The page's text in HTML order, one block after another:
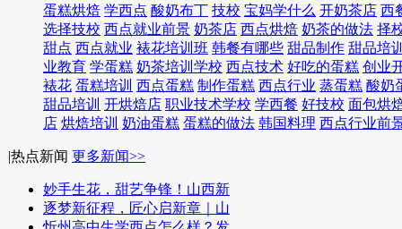
蛋糕烘焙 学西点 酸奶布丁 技校 宝妈学什么 开奶茶店 西
选择技校 西点就业前景 奶茶店 西点烘焙 奶茶的做法 择
甜点 西点就业 裱花培训班 韩餐有哪些 甜品制作 甜品培
业教育 学蛋糕 奶茶培训学校 西点技术 好吃的蛋糕 创业
裱花 蛋糕培训 西点蛋糕 制作蛋糕 西点行业 蒸蛋糕 酸奶
甜品培训 开烘焙店 职业技术学校 学西餐 好技校 面包烘
店 烘焙培训 奶油蛋糕 蛋糕的做法 韩国料理 西点行业前
|热点新闻 更多新闻>>
妙手生花，甜艺争锋！山西新
逐梦新征程，匠心启新章｜山